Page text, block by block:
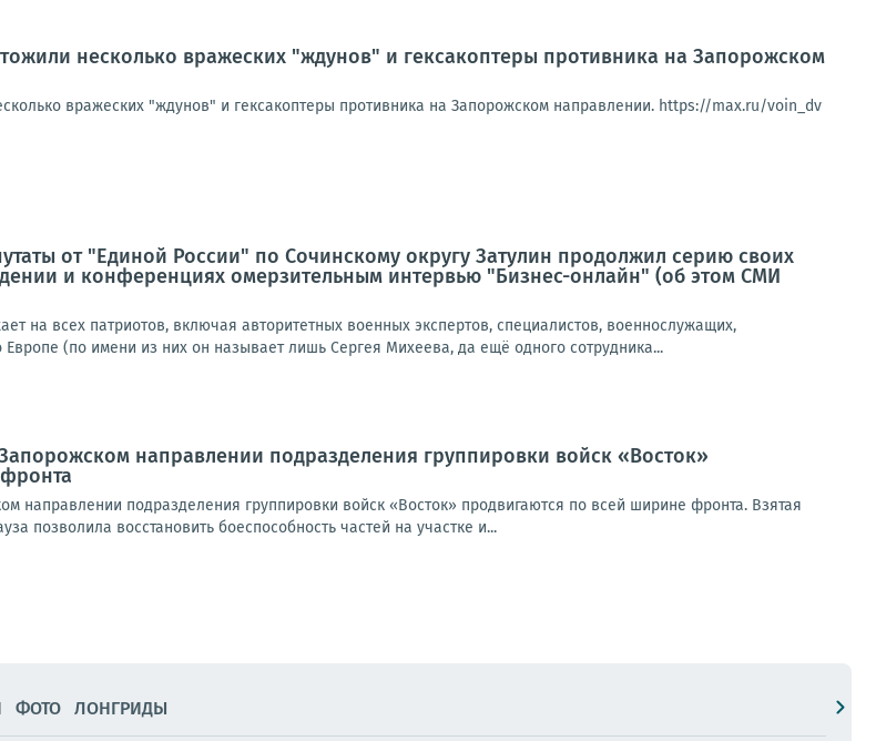
несколько вражеских "ждунов" и гексакоптеры противника на Запорожском
вражеских "ждунов" и гексакоптеры противника на Запорожском направлении. https://max.ru/voin_dv
от "Единой России" по Сочинскому округу Затулин продолжил серию своих
и конференциях омерзительным интервью "Бизнес-онлайн" (об этом СМИ
на всех патриотов, включая авторитетных военных экспертов, специалистов, военнослужащих,
(по имени из них он называет лишь Сергея Михеева, да ещё одного сотрудника...
направлении подразделения группировки войск «Восток»
направлении подразделения группировки войск «Восток» продвигаются по всей ширине фронта. Взятая
позволила восстановить боеспособность частей на участке и...
ФОТО ЛОНГРИДЫ